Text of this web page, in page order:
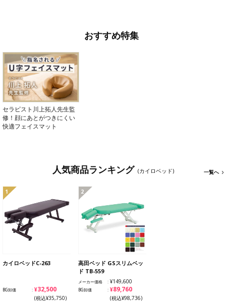
おすすめ特集
セラピスト川上拓人先生監
修！顔にあとがつきにくい
快適フェイスマット
人気商品ランキング (カイロベッド) 一覧へ
1
カイロベッドC-263
BG卸価 ¥32,500
(税込¥35,750)
2
高田ベッド GSスリムベッ
ド TB-559
メーカー価格 ¥149,600
BG卸価 ¥89,760
(税込¥98,736)